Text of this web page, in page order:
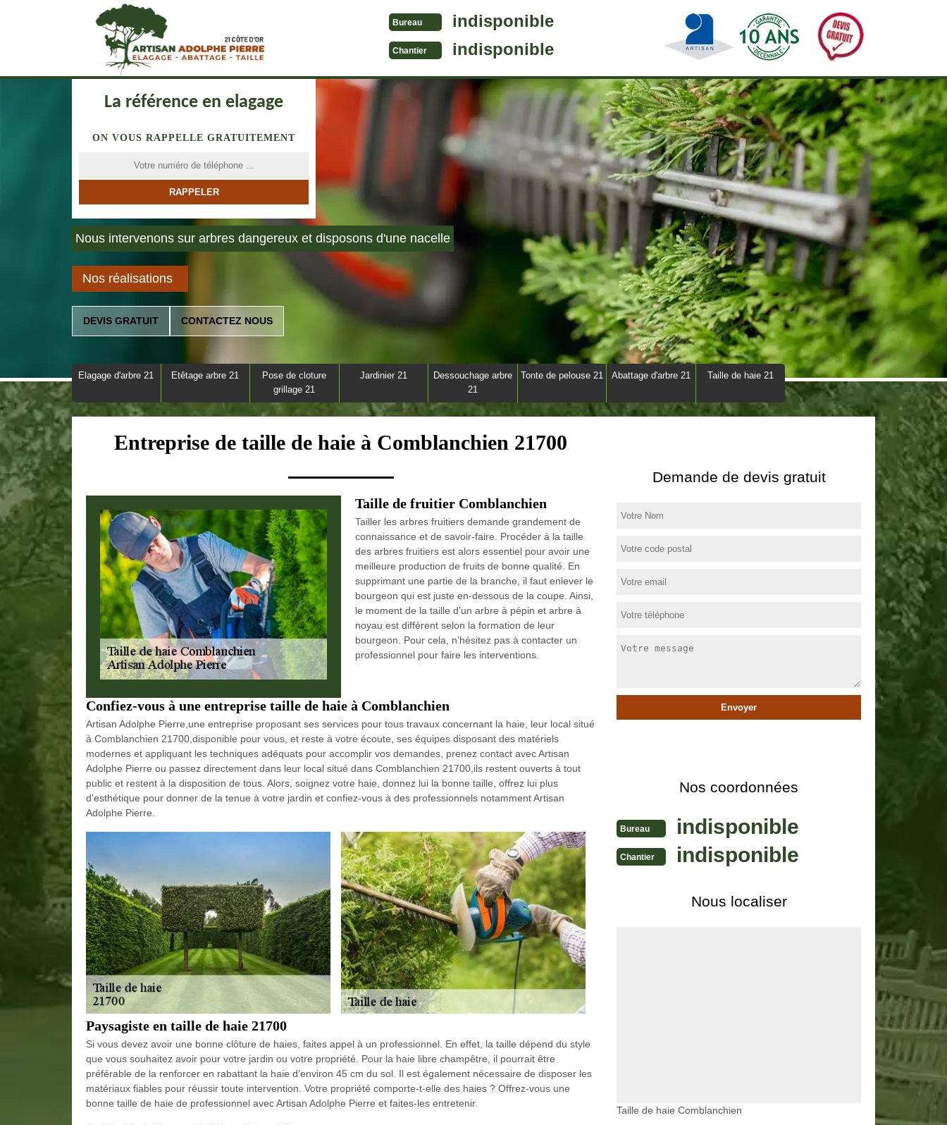
Bureau indisponible
Chantier indisponible
La référence en elagage
ON VOUS RAPPELLE GRATUITEMENT
Nous intervenons sur arbres dangereux et disposons d'une nacelle
Nos réalisations
DEVIS GRATUIT CONTACTEZ NOUS
Elagage d'arbre 21 Etêtage arbre 21
Pose de cloture
grillage 21
Jardinier 21
Dessouchage arbre
21
Tonte de pelouse 21 Abattage d'arbre 21 Taille de haie 21
Entreprise de taille de haie à Comblanchien 21700
Taille de fruitier Comblanchien
Tailler les arbres fruitiers demande grandement de
connaissance et de savoir-faire. Procéder à la taille
des arbres fruitiers est alors essentiel pour avoir une
meilleure production de fruits de bonne qualité. En
supprimant une partie de la branche, il faut enlever le
bourgeon qui est juste en-dessous de la coupe. Ainsi,
le moment de la taille d’un arbre à pépin et arbre à
noyau est différent selon la formation de leur
bourgeon. Pour cela, n’hésitez pas à contacter un
professionnel pour faire les interventions.
Confiez-vous à une entreprise taille de haie à Comblanchien
Artisan Adolphe Pierre,une entreprise proposant ses services pour tous travaux concernant la haie, leur local situé
à Comblanchien 21700,disponible pour vous, et reste à votre écoute, ses équipes disposant des matériels
modernes et appliquant les techniques adéquats pour accomplir vos demandes, prenez contact avec Artisan
Adolphe Pierre ou passez directement dans leur local situé dans Comblanchien 21700,ils restent ouverts à tout
public et restent à la disposition de tous. Alors, soignez votre haie, donnez lui la bonne taille, offrez lui plus
d'esthétique pour donner de la tenue à votre jardin et confiez-vous à des professionnels notamment Artisan
Adolphe Pierre.
Paysagiste en taille de haie 21700
Si vous devez avoir une bonne clôture de haies, faites appel à un professionnel. En effet, la taille dépend du style
que vous souhaitez avoir pour votre jardin ou votre propriété. Pour la haie libre champêtre, il pourrait être
préférable de la renforcer en rabattant la haie d’environ 45 cm du sol. Il est également nécessaire de disposer les
matériaux fiables pour réussir toute intervention. Votre propriété comporte-t-elle des haies ? Offrez-vous une
bonne taille de haie de professionnel avec Artisan Adolphe Pierre et faites-les entretenir.
Demande de devis gratuit
Nos coordonnées
Bureau indisponible
Chantier indisponible
Nous localiser
Taille de haie Comblanchien